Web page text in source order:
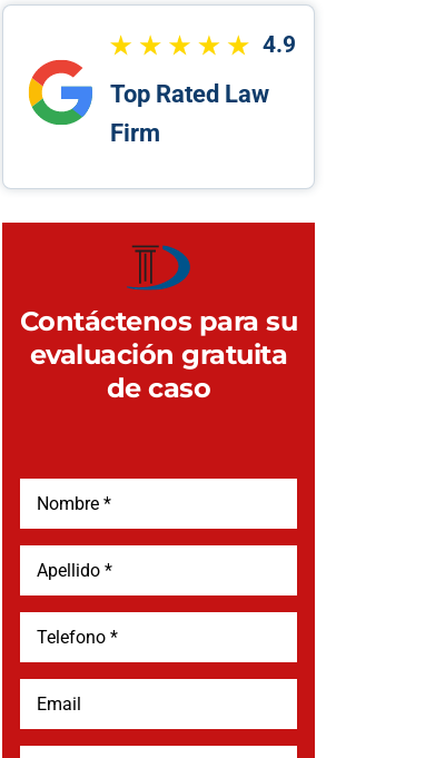
4.9
Top Rated Law
Firm
Contáctenos para su
evaluación gratuita
de caso